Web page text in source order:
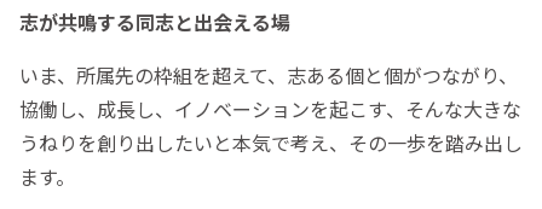
志が共鳴する同志と出会える場
いま、所属先の枠組を超えて、志ある個と個がつながり、
協働し、成長し、イノベーションを起こす、そんな大きな
うねりを創り出したいと本気で考え、その一歩を踏み出し
ます。